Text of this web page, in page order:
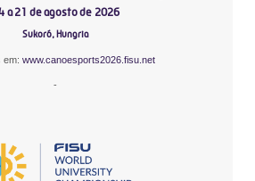
a 21 de agosto de 2026
Sukoró, Hungria
em: www.canoesports2026.fisu.net
-